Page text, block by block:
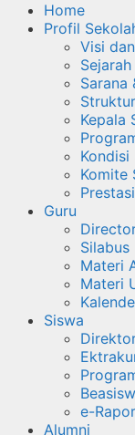
Home
Profil
Visi
Sarana
Kepala
Kondisi
Komite
Guru
Silabus
Materi
Materi
Siswa
e-
Alumni